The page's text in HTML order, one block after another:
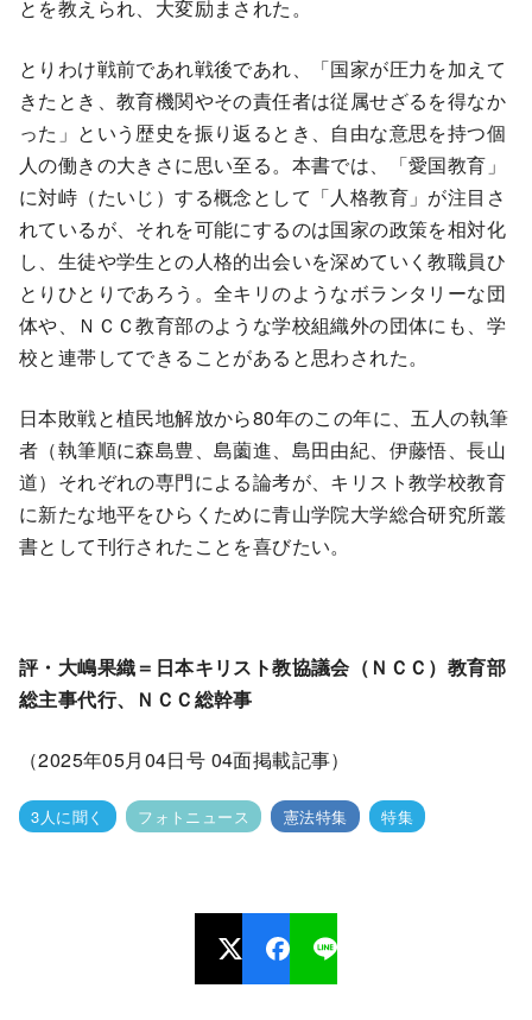
とを教えられ、大変励まされた。
とりわけ戦前であれ戦後であれ、「国家が圧力を加えて
きたとき、教育機関やその責任者は従属せざるを得なか
った」という歴史を振り返るとき、自由な意思を持つ個
人の働きの大きさに思い至る。本書では、「愛国教育」
に対峙（たいじ）する概念として「人格教育」が注目さ
れているが、それを可能にするのは国家の政策を相対化
し、生徒や学生との人格的出会いを深めていく教職員ひ
とりひとりであろう。全キリのようなボランタリーな団
体や、ＮＣＣ教育部のような学校組織外の団体にも、学
校と連帯してできることがあると思わされた。
日本敗戦と植民地解放から80年のこの年に、五人の執筆
者（執筆順に森島豊、島薗進、島田由紀、伊藤悟、長山
道）それぞれの専門による論考が、キリスト教学校教育
に新たな地平をひらくために青山学院大学総合研究所叢
書として刊行されたことを喜びたい。
評・大嶋果織＝日本キリスト教協議会（ＮＣＣ）教育部
総主事代行、ＮＣＣ総幹事
（2025年05月04日号 04面掲載記事）
3人に聞く フォトニュース 憲法特集 特集